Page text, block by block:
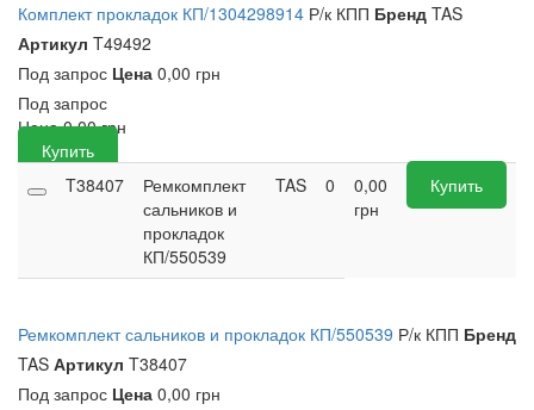
Комплект прокладок КП/1304298914 Р/к КПП Бренд TAS
Артикул T49492
Под запрос Цена 0,00 грн
Под запрос
Цена 0,00грн
Купить
T38407
Ремкомплект
сальников и
прокладок
КП/550539
TAS 0
0,00
грн
Купить
Ремкомплект сальников и прокладок КП/550539 Р/к КПП Бренд
TAS Артикул T38407
Под запрос Цена 0,00 грн